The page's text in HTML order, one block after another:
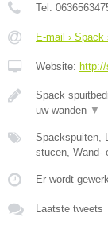
Tel:
E-mail › Spack
Website:
Spack
uw wanden ▼
Spackspuiten,
stucen, Wand-
Er wordt
Laatste tweets